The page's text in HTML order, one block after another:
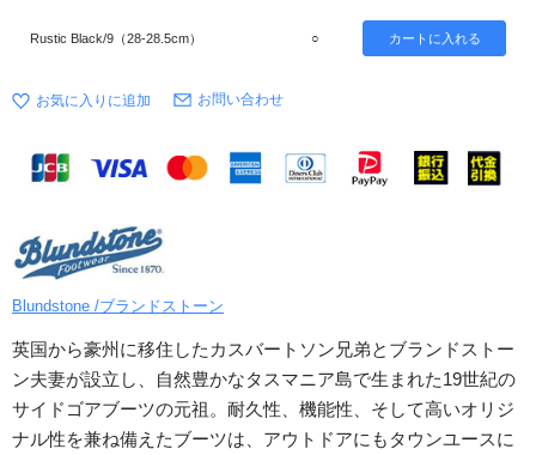
Rustic Black/9（28-28.5cm） ○
お問い合わせ
Blundstone /ブランドストーン
英国から豪州に移住したカスバートソン兄弟とブランドストー
ン夫妻が設立し、自然豊かなタスマニア島で生まれた19世紀の
サイドゴアブーツの元祖。耐久性、機能性、そして高いオリジ
ナル性を兼ね備えたブーツは、アウトドアにもタウンユースに